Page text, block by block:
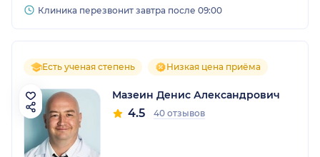
Клиника перезвонит завтра после 09:00
Есть ученая степень Низкая цена приёма
Мазеин Денис Александрович
4.5 40 отзывов